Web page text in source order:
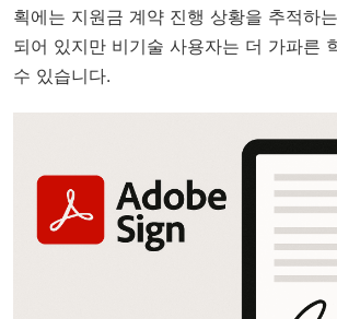
획에는 지원금 계약 진행 상황을 추적하
되어 있지만 비기술 사용자는 더 가파른
수 있습니다.